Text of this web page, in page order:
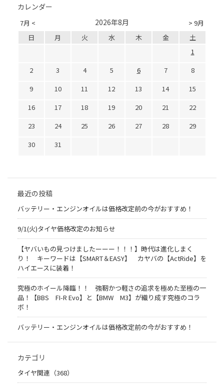
カレンダー
7月 < > 9月
2026年8月
日 月 火 水 木 金
土
1
2
3 4 5 6 7
8
9
10 11 12 13 14
15
16
17 18 19 20 21
22
23
24 25 26 27 28
29
30
31
最近の投稿
バッテリー・エンジンオイルは価格改定前の今がおすすめ！
9/1(火)タイヤ価格改定のお知らせ
【ヤバいもの見つけましたーーー！！！】時代は進化しまく
り！ キーワードは【SMART＆EASY】 カヤバの【ActRide】を
ハイエースに装着！
究極のホイール降臨！！ 強靭かつ軽さの追求を極めた至極の一
品！【BBS FI-R Evo】と【BMW M3】が織り成す究極のコラ
ボ！
バッテリー・エンジンオイルは価格改定前の今がおすすめ！
カテゴリ
タイヤ関連（368）